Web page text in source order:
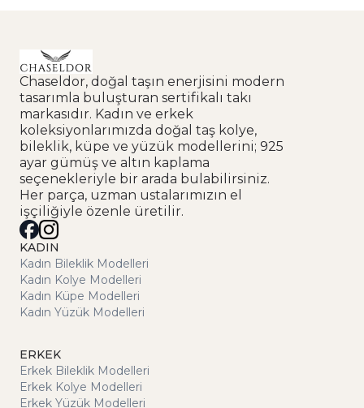
Chaseldor, doğal taşın enerjisini modern
tasarımla buluşturan sertifikalı takı
markasıdır. Kadın ve erkek
koleksiyonlarımızda doğal taş kolye,
bileklik, küpe ve yüzük modellerini; 925
ayar gümüş ve altın kaplama
seçenekleriyle bir arada bulabilirsiniz.
Her parça, uzman ustalarımızın el
işçiliğiyle özenle üretilir.
KADIN
Kadın Bileklik Modelleri
Kadın Kolye Modelleri
Kadın Küpe Modelleri
Kadın Yüzük Modelleri
ERKEK
Erkek Bileklik Modelleri
Erkek Kolye Modelleri
Erkek Yüzük Modelleri